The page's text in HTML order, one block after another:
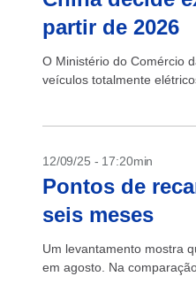
partir de 2026
O Ministério do Comércio
veículos totalmente
12/09/25 - 17:20min
Pontos de
seis meses
Um levantamento mostra
em agosto. Na